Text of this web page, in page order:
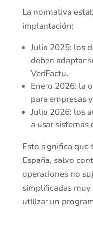
La normativa
implantación:
Julio 2025: los
deben adaptar
VeriFactu.
Enero 2026: la
para empresas
Julio 2026: los
a usar sistemas
Esto significa que
España, salvo
operaciones no
simplificadas
utilizar un